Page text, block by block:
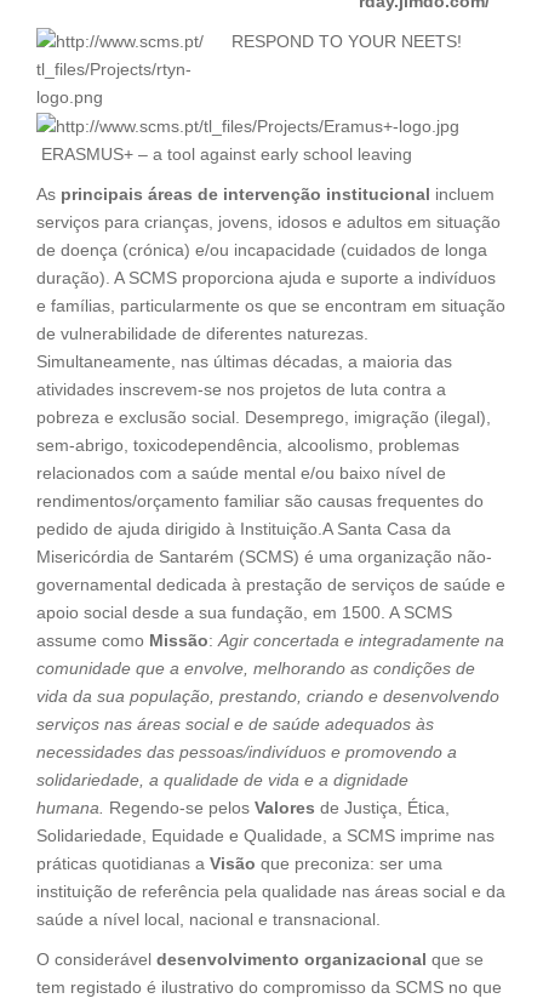
RESPOND TO YOUR NEETS!
ERASMUS+ – a tool against early school leaving
As principais áreas de intervenção institucional incluem
serviços para crianças, jovens, idosos e adultos em situação
de doença (crónica) e/ou incapacidade (cuidados de longa
duração). A SCMS proporciona ajuda e suporte a indivíduos
e famílias, particularmente os que se encontram em situação
de vulnerabilidade de diferentes naturezas.
Simultaneamente, nas últimas décadas, a maioria das
atividades inscrevem-se nos projetos de luta contra a
pobreza e exclusão social. Desemprego, imigração (ilegal),
sem-abrigo, toxicodependência, alcoolismo, problemas
relacionados com a saúde mental e/ou baixo nível de
rendimentos/orçamento familiar são causas frequentes do
pedido de ajuda dirigido à Instituição.A Santa Casa da
Misericórdia de Santarém (SCMS) é uma organização não-
governamental dedicada à prestação de serviços de saúde e
apoio social desde a sua fundação, em 1500. A SCMS
assume como Missão: Agir concertada e integradamente na
comunidade que a envolve, melhorando as condições de
vida da sua população, prestando, criando e desenvolvendo
serviços nas áreas social e de saúde adequados às
necessidades das pessoas/indivíduos e promovendo a
solidariedade, a qualidade de vida e a dignidade
humana. Regendo-se pelos Valores de Justiça, Ética,
Solidariedade, Equidade e Qualidade, a SCMS imprime nas
práticas quotidianas a Visão que preconiza: ser uma
instituição de referência pela qualidade nas áreas social e da
saúde a nível local, nacional e transnacional.
O considerável desenvolvimento organizacional que se
tem registado é ilustrativo do compromisso da SCMS no que